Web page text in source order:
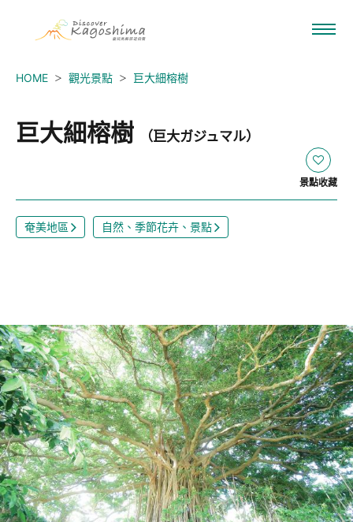
HOME 觀光景點 巨大細榕樹
巨大細榕樹 （巨大ガジュマル）
景點收藏
奄美地區 自然、季節花卉、景點